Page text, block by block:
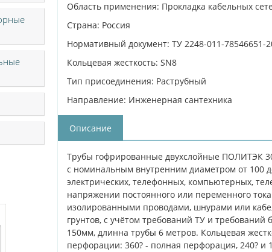
Область применения: Прокладка кабельных
Страна: Россия
Нормативный документ: ТУ 2248-011-78546651-
Кольцевая жесткость: SN8
Тип присоединения: Раструбный
Направление: Инженерная сантехника
Описание
Трубы гофрированные двухслойные ПОЛИТЭК
с номинальным внутренним диаметром от 100
электрических, телефонных, компьютерных,
напряжении постоянного или переменного
изолированными проводами, шнурами или
грунтов, с учётом требований ТУ и
150мм, длинна трубы 6 метров. Кольцевая
перфорации: 360? - полная перфорация, 240? и